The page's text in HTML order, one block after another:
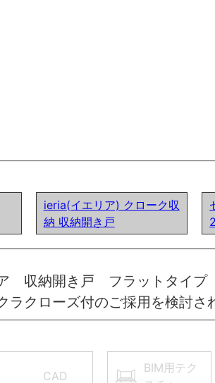
ieria(イエリア) クローク収
納 収納開き戸
収納開き戸 フラットタイ
クローズ付のご採用を検討さ
CAD
BIM用テク